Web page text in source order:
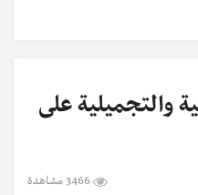
والتجميلية على
3466 مشاهدة